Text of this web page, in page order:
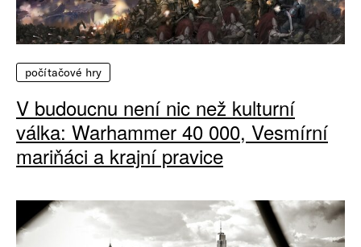
počítačové hry
V budoucnu není nic než kulturní
válka: Warhammer 40 000, Vesmírní
mariňáci a krajní pravice